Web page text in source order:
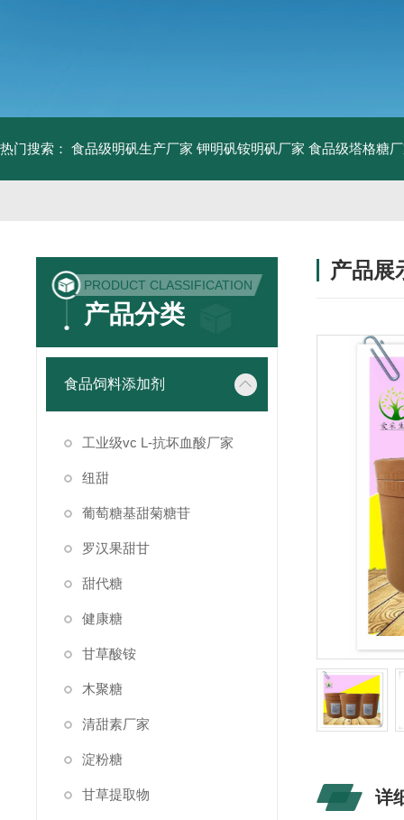
热门搜索： 食品级明矾生产厂家 钾明矾铵明矾厂家 食品级塔格糖
PRODUCT CLASSIFICATION
产品分类
食品饲料添加剂
工业级vc L-抗坏血酸厂家
纽甜
葡萄糖基甜菊糖苷
罗汉果甜甘
甜代糖
健康糖
甘草酸铵
木聚糖
清甜素厂家
淀粉糖
甘草提取物
产品展
详